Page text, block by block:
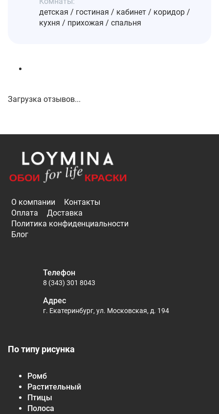
детская / гостиная / кабинет / коридор /
кухня / прихожая / спальня
Загрузка отзывов...
О компании
Контакты
Оплата
Доставка
Политика конфиденциальности
Блог
По типу рисунка
Ромб
Растительный
Птицы
Полоса
Телефон
8 (343) 301 8043
Адрес
г. Екатеринбург, ул. Московская, д. 194